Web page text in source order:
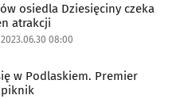
osiedla Dziesięciny czeka
atrakcji
2023.06.30 08:00
w Podlaskiem. Premier